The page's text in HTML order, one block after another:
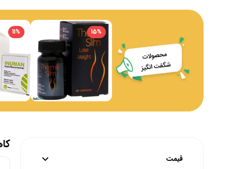
15%
11%
قیمت